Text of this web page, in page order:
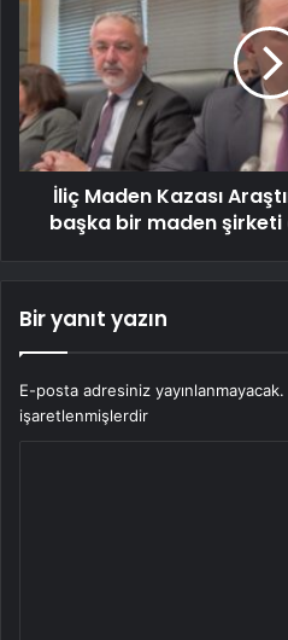
İliç Maden Kazası
başka bir maden
Bir yanıt yazın
E-posta adresiniz yayınlanmayacak.
işaretlenmişlerdir